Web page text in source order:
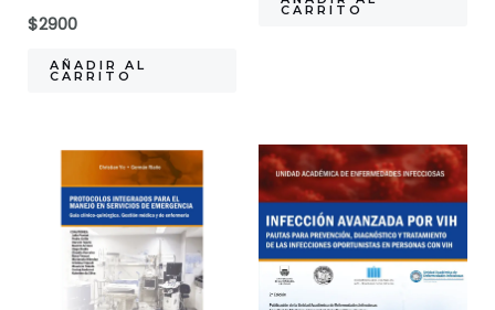
$2900
AÑADIR AL
CARRITO
CARRITO